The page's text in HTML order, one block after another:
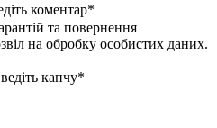
коментар*
та повернення
на обробку особистих даних.
капчу*